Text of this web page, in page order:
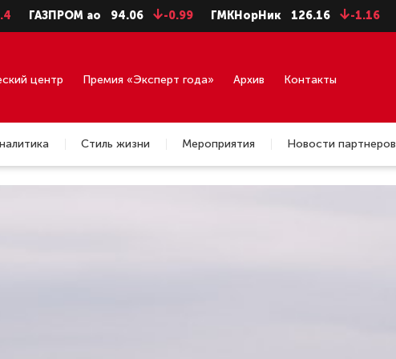
94.06 -0.99 ГМКНорНик 126.16 -1.16 ЛУКОЙЛ 4624
центр Премия «Эксперт года» Архив Контакты
Стиль жизни Мероприятия Новости партнеров